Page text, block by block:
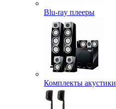
Blu-ray плееры
Комплекты акустики